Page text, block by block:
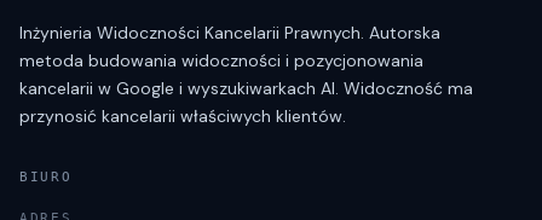
Inżynieria Widoczności Kancelarii Prawnych. Autorska
metoda budowania widoczności i pozycjonowania
kancelarii w Google i wyszukiwarkach AI. Widoczność ma
przynosić kancelarii właściwych klientów.
BIURO